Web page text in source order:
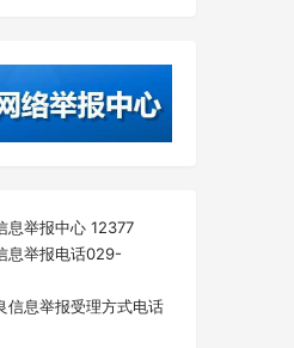
息举报中心 12377
息举报电话029-
信息举报受理方式电话